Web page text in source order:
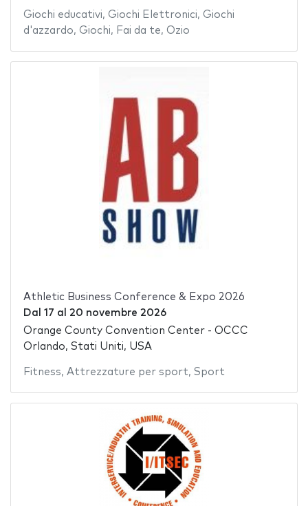
Giochi educativi, Giochi Elettronici, Giochi
d'azzardo, Giochi, Fai da te, Ozio
Athletic Business Conference & Expo 2026
Dal 17 al 20 novembre 2026
Orange County Convention Center - OCCC
Orlando, Stati Uniti, USA
Fitness, Attrezzature per sport, Sport